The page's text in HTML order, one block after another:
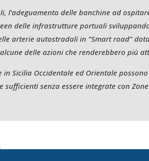
l’adeguamento delle banchine ad
delle infrastrutture portuali
arterie autostradali in “Smart road”
delle azioni che renderebbero più
in Sicilia Occidentale ed Orientale
sufficienti senza essere integrate con